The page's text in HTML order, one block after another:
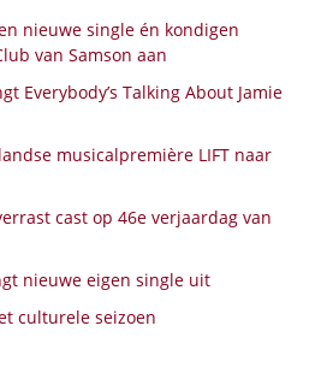
nieuwe single én kondigen
van Samson aan
Everybody’s Talking About Jamie
musicalpremière LIFT naar
cast op 46e verjaardag van
nieuwe eigen single uit
culturele seizoen